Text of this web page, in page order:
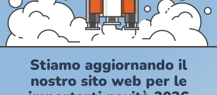
Stiamo aggiornando il
nostro sito web per le